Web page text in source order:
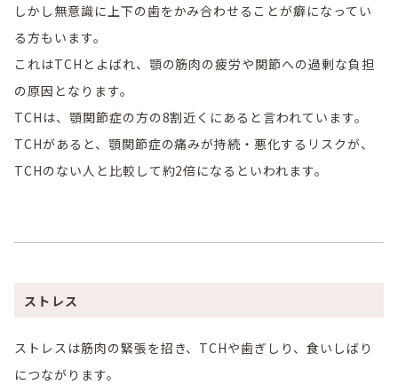
しかし無意識に上下の歯をかみ合わせることが癖になってい
る方もいます。
これはTCHとよばれ、顎の筋肉の疲労や関節への過剰な負担
の原因となります。
TCHは、顎関節症の方の8割近くにあると言われています。
TCHがあると、顎関節症の痛みが持続・悪化するリスクが、
TCHのない人と比較して約2倍になるといわれます。
ストレス
ストレスは筋肉の緊張を招き、TCHや歯ぎしり、食いしばり
につながります。